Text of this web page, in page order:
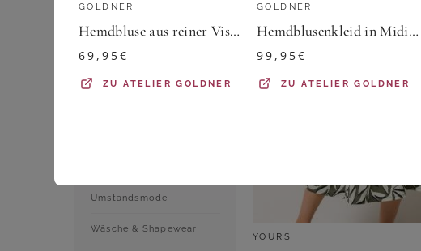
Röcke
Umstandsmode
Wäsche & Shapewear
YOURS
GOLDNER
Hemdbluse aus reiner Viskose - graugrün / gemustert - Gr. 23 von Goldner Fashion
69,95€
ZUATELIER GOLDNER
GOLDNER
Hemdblusenkleid in Midi-Länge - grün / gemustert - Gr. 25 von Goldner Fashion
99,95€
ZUATELIER GOLDNER